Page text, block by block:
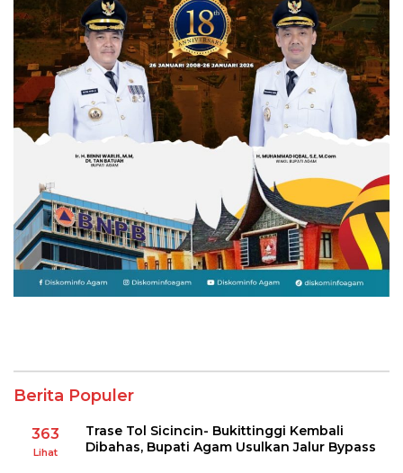
Berita Populer
363
Lihat
Trase Tol Sicincin- Bukittinggi Kembali
Dibahas, Bupati Agam Usulkan Jalur Bypass